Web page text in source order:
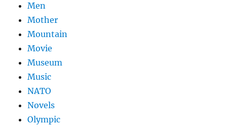
Men
Mother
Mountain
Movie
Museum
Music
NATO
Novels
Olympic